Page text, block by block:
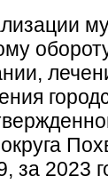
за 2023